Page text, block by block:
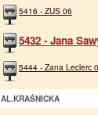
5416 - ZUS 06
5432 - Jana
5444 - Zana Leclerc
AL.KRAŚNICKA